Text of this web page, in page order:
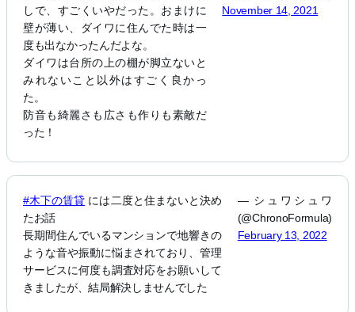
しで、すごくいやだった。おまけに
壁が薄い、ダイワに住んでた時は一
度も出なかったんだよな。
ダイワは台所の上の棚が脚立ないと
みれないこと以外はすごく良かっ
た。
防音も綺麗さも広さも作りも素敵だ
った！
November 14, 2021
#木下の賃貸 には二度と住まないと決め
たお話
長期間住んでいるマンションで地響きの
ような音や振動に悩まされており、管理
サービスに何度も調査対応をお願いして
きましたが、結局解決しませんでした
— シュワシュワ
(@ChronoFormula)
February 13, 2022